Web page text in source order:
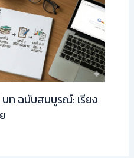
บท ฉบับสมบูรณ์: เรียง